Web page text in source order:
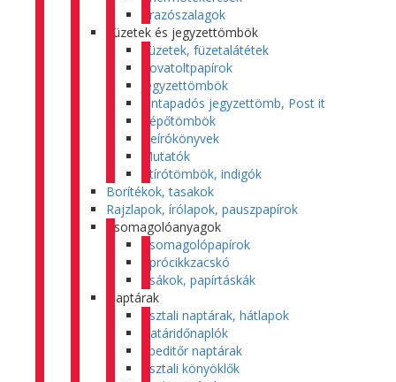
Árazószalagok
Füzetek és jegyzettömbök
Füzetek, füzetalátétek
Rovatoltpapírok
Jegyzettömbök
Öntapadós jegyzettömb, Post it
Tépőtömbök
Beírókönyvek
Mutatók
Átírótömbök, indigók
Borítékok, tasakok
Rajzlapok, írólapok, pauszpapírok
Csomagolóanyagok
Csomagolópapírok
Aprócikkzacskó
Zsákok, papírtáskák
Naptárak
Asztali naptárak, hátlapok
Határidőnaplók
Speditőr naptárak
Asztali könyöklők